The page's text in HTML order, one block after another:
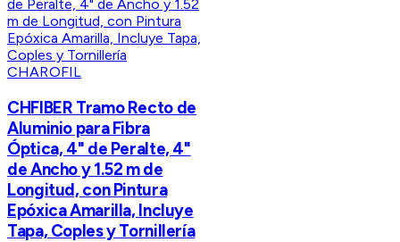
CHAROFIL
CHFIBER Tramo Recto de
Aluminio para Fibra
Óptica, 4" de Peralte, 4"
de Ancho y 1.52 m de
Longitud, con Pintura
Epóxica Amarilla, Incluye
Tapa, Coples y Tornillería